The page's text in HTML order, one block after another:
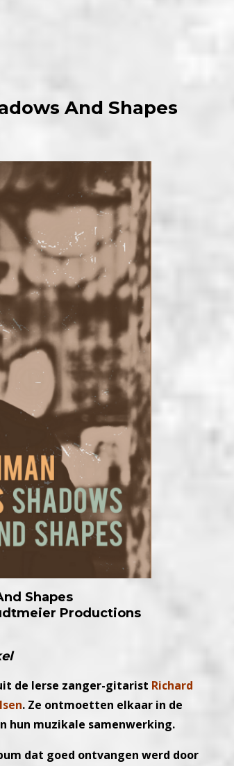
And Shapes
Shapes
Productions
de Ierse zanger-gitarist Richard
. Ze ontmoetten elkaar in de
hun muzikale samenwerking.
dat goed ontvangen werd door